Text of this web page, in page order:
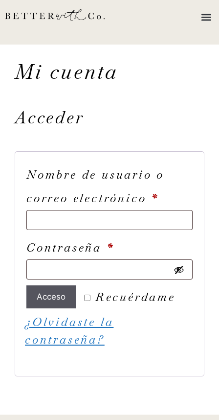
Mi cuenta
Acceder
Nombre de usuario o
correo electrónico *
Contraseña *
Recuérdame
Acceso
¿Olvidaste la
contraseña?